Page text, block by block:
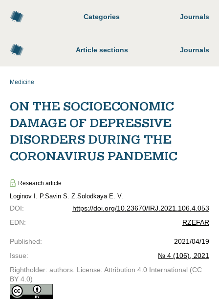
Categories Journals
Article sections Journals
Medicine
ON THE SOCIOECONOMIC
DAMAGE OF DEPRESSIVE
DISORDERS DURING THE
CORONAVIRUS PANDEMIC
Research article
Loginov I. P.Savin S. Z.Solodkaya E. V.
DOI:
https://doi.org/10.23670/IRJ.2021.106.4.053
EDN: RZEFAR
Published:
2021/04/19
Issue:
№ 4 (106), 2021
Rightholder: authors. License: Attribution 4.0 International (CC
BY 4.0)